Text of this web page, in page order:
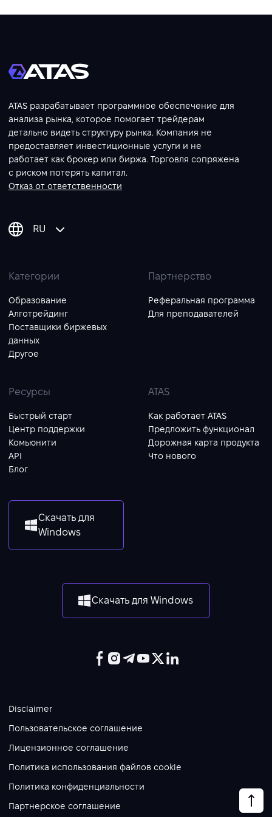
ATAS разрабатывает программное обеспечение для
анализа рынка, которое помогает трейдерам
детально видеть структуру рынка. Компания не
предоставляет инвестиционные услуги и не
работает как брокер или биржа. Торговля сопряжена
с риском потерять капитал.
Отказ от ответственности
RU
Категории
Образование
Алготрейдинг
Поставщики биржевых
данных
Другое
Партнерство
Реферальная программа
Для преподавателей
Ресурсы
Быстрый старт
Центр поддержки
Комьюнити
API
Блог
ATAS
Как работает ATAS
Предложить функционал
Дорожная карта продукта
Что нового
Скачать для
Windows
Скачать для Windows
Disclaimer
Пользовательское соглашение
Лицензионное соглашение
Политика использования файлов cookie
Политика конфиденциальности
Партнерское соглашение